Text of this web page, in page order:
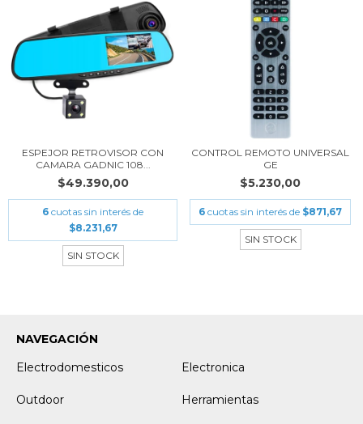
ESPEJOR RETROVISOR CON
CAMARA GADNIC 108...
$49.390,00
6 cuotas sin interés de
$8.231,67
SIN STOCK
CONTROL REMOTO UNIVERSAL
GE
$5.230,00
6 cuotas sin interés de $871,67
SIN STOCK
NAVEGACIÓN
Electrodomesticos
Electronica
Outdoor Herramientas